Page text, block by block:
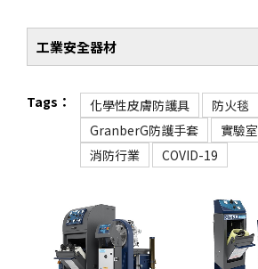
工業安全器材
Tags： 化學性皮膚防護具
防火毯
GranberG防護手套
實驗室
消防行業
COVID-19